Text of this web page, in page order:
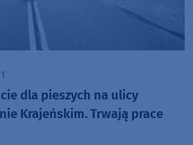
dla pieszych na ulicy
Krajeńskim. Trwają prace